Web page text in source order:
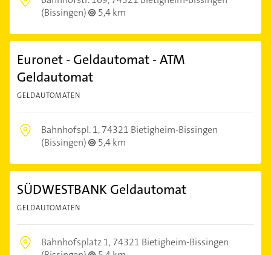
(Bissingen)
5,4 km
Euronet - Geldautomat - ATM
Geldautomat
GELDAUTOMATEN
Bahnhofspl. 1,74321 Bietigheim-Bissingen
(Bissingen)
5,4 km
SÜDWESTBANK Geldautomat
GELDAUTOMATEN
Bahnhofsplatz 1,74321 Bietigheim-Bissingen